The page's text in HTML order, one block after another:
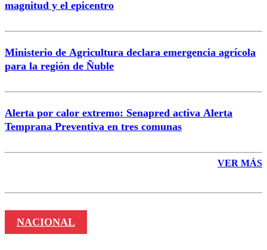
magnitud y el epicentro
Ministerio de Agricultura declara emergencia agrícola
para la región de Ñuble
Alerta por calor extremo: Senapred activa Alerta
Temprana Preventiva en tres comunas
VER MÁS
NACIONAL